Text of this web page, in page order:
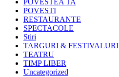
POVESTEA TA
POVESTI
RESTAURANTE
SPECTACOLE
Stiri
TARGURI & FESTIVALURI
TEATRU
TIMP LIBER
Uncategorized